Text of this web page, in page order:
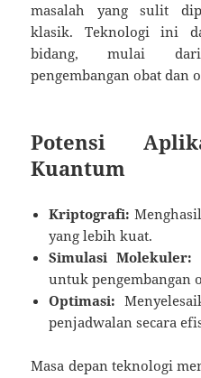
masalah yang sulit
klasik. Teknologi ini
bidang, mulai
pengembangan obat dan
Potensi
Kuantum
Kriptografi:
yang lebih kuat.
Simulasi Molekuler:
untuk pengembangan
Optimasi:
penjadwalan secara
Masa depan teknologi